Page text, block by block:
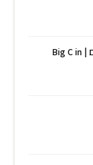
ביג סי תאילנד - מרכזי קניות בכל הערים | Big C in